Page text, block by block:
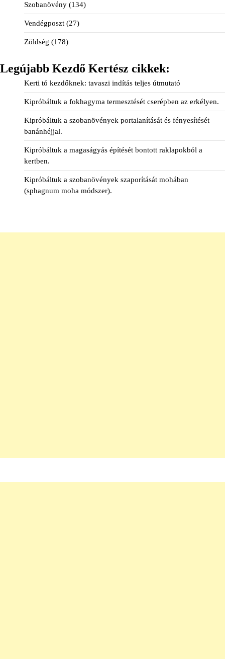
Szobanövény (134)
Vendégposzt (27)
Zöldség (178)
Legújabb Kezdő Kertész cikkek:
Kerti tó kezdőknek: tavaszi indítás teljes útmutató
Kipróbáltuk a fokhagyma termesztését cserépben az erkélyen.
Kipróbáltuk a szobanövények portalanítását és fényesítését
banánhéjjal.
Kipróbáltuk a magaságyás építését bontott raklapokból a
kertben.
Kipróbáltuk a szobanövények szaporítását mohában
(sphagnum moha módszer).